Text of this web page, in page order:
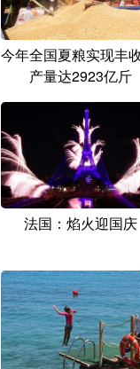
今年全国夏粮实现丰
产量达2923亿斤
法国：焰火迎国庆